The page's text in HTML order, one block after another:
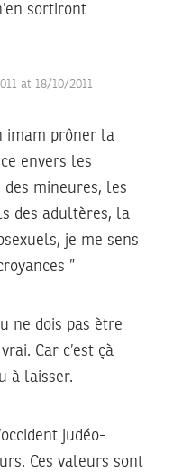
sortiront
at 18/10/2011
imam prôner la
envers les
mineures, les
des adultères, la
je me sens
”
ne dois pas ètre
Car c’est çà
à laisser.
judéo-
Ces valeurs sont